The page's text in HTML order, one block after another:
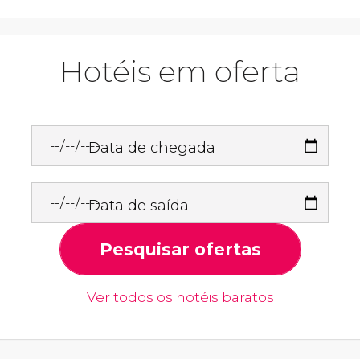
Hotéis em oferta
Data de chegada
Data de saída
Pesquisar ofertas
Ver todos os hotéis baratos